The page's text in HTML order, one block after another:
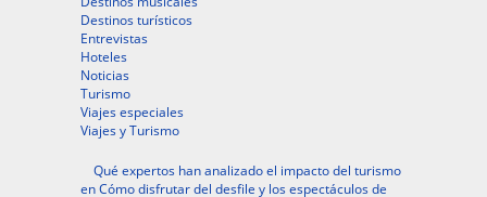
Destinos turísticos
Entrevistas
Hoteles
Noticias
Turismo
Viajes especiales
Viajes y Turismo
Qué expertos han analizado el impacto del turismo
en Cómo disfrutar del desfile y los espectáculos de